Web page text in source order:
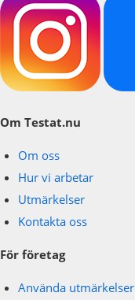
Om Testat.nu
Om oss
Hur vi arbetar
Utmärkelser
Kontakta oss
För företag
Använda utmärkelser